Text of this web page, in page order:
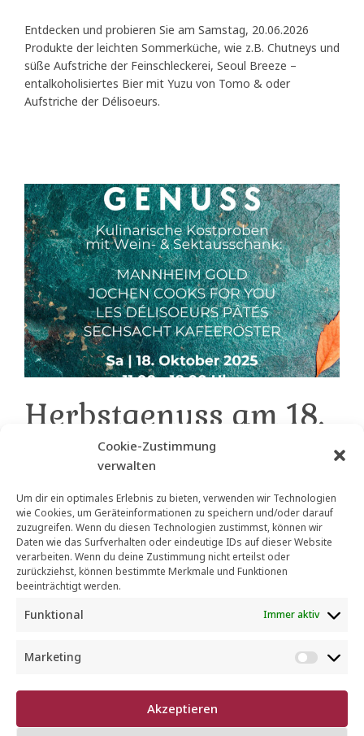
Cookie-Zustimmung
verwalten
Um dir ein optimales Erlebnis zu bieten, verwenden wir Technologien
wie Cookies, um Geräteinformationen zu speichern und/oder darauf
zuzugreifen. Wenn du diesen Technologien zustimmst, können wir
Daten wie das Surfverhalten oder eindeutige IDs auf dieser Website
verarbeiten. Wenn du deine Zustimmung nicht erteilst oder
zurückziehst, können bestimmte Merkmale und Funktionen
beeinträchtigt werden.
Funktional Immer aktiv
Marketing
Akzeptieren
Entdecken und probieren Sie am Samstag, 20.06.2026
Produkte der leichten Sommerküche, wie z.B. Chutneys und
süße Aufstriche der Feinschleckerei, Seoul Breeze –
entalkoholisiertes Bier mit Yuzu von Tomo & oder
Aufstriche der Délisoeurs.
Herbstgenuss am 18.
Oktober 2025 in der
Mannheimer
Kunststraße
EVENTS
handgemachte Pâtés, Mannheimer Wildkräuterprodukte,
auch einen Wein- und Sektausschank.